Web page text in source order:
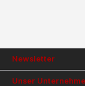
Newsletter
Unser